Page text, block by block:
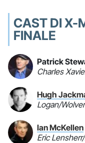
CAST DI X-
FINALE
Patrick
Charles
Hugh
Logan/
Ian McKellen
Eric